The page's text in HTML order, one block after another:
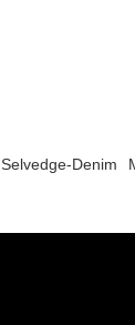
Selvedge-Denim